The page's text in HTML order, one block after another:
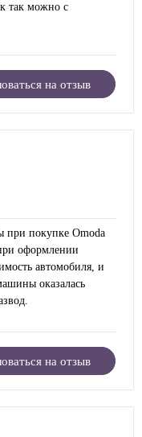
так можно с
на отзыв
при покупке Omoda
оформлении
автомобиля, и
оказалась
на отзыв